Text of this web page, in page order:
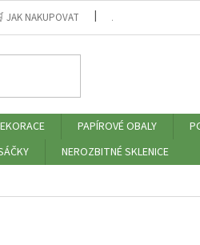
JAK NAKUPOVAT ⚠️ ZÁSADY PRÁCE S
PAPÍROVÉ OBALY
NEROZBITNÉ SKLENICE